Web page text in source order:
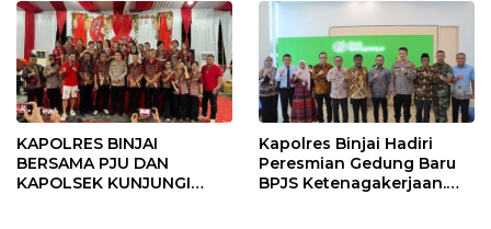
KAPOLRES BINJAI
BERSAMA PJU DAN
KAPOLSEK KUNJUNGI
Kapolres Binjai Hadiri
Peresmian Gedung Baru
BPJS Ketenagakerjaan.